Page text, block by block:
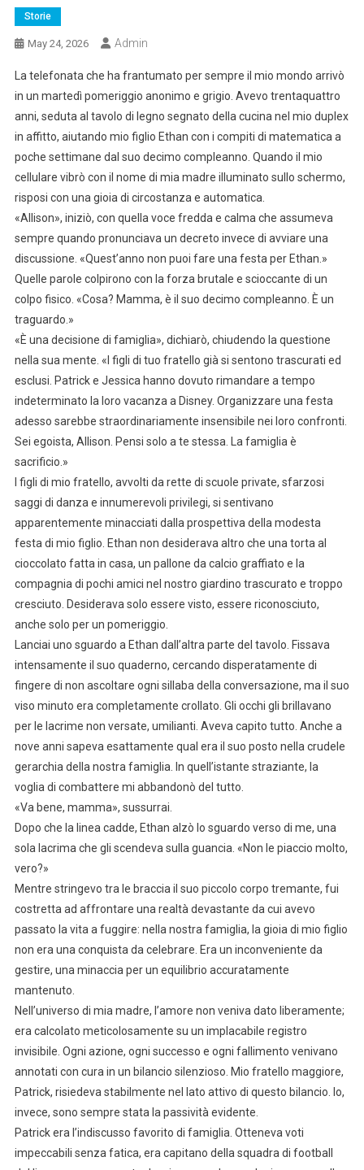
Storie
May 24, 2026 Admin
La telefonata che ha frantumato per sempre il mio mondo arrivò
in un martedì pomeriggio anonimo e grigio. Avevo trentaquattro
anni, seduta al tavolo di legno segnato della cucina nel mio duplex
in affitto, aiutando mio figlio Ethan con i compiti di matematica a
poche settimane dal suo decimo compleanno. Quando il mio
cellulare vibrò con il nome di mia madre illuminato sullo schermo,
risposi con una gioia di circostanza e automatica.
«Allison», iniziò, con quella voce fredda e calma che assumeva
sempre quando pronunciava un decreto invece di avviare una
discussione. «Quest’anno non puoi fare una festa per Ethan.»
Quelle parole colpirono con la forza brutale e scioccante di un
colpo fisico. «Cosa? Mamma, è il suo decimo compleanno. È un
traguardo.»
«È una decisione di famiglia», dichiarò, chiudendo la questione
nella sua mente. «I figli di tuo fratello già si sentono trascurati ed
esclusi. Patrick e Jessica hanno dovuto rimandare a tempo
indeterminato la loro vacanza a Disney. Organizzare una festa
adesso sarebbe straordinariamente insensibile nei loro confronti.
Sei egoista, Allison. Pensi solo a te stessa. La famiglia è
sacrificio.»
I figli di mio fratello, avvolti da rette di scuole private, sfarzosi
saggi di danza e innumerevoli privilegi, si sentivano
apparentemente minacciati dalla prospettiva della modesta
festa di mio figlio. Ethan non desiderava altro che una torta al
cioccolato fatta in casa, un pallone da calcio graffiato e la
compagnia di pochi amici nel nostro giardino trascurato e troppo
cresciuto. Desiderava solo essere visto, essere riconosciuto,
anche solo per un pomeriggio.
Lanciai uno sguardo a Ethan dall’altra parte del tavolo. Fissava
intensamente il suo quaderno, cercando disperatamente di
fingere di non ascoltare ogni sillaba della conversazione, ma il suo
viso minuto era completamente crollato. Gli occhi gli brillavano
per le lacrime non versate, umilianti. Aveva capito tutto. Anche a
nove anni sapeva esattamente qual era il suo posto nella crudele
gerarchia della nostra famiglia. In quell’istante straziante, la
voglia di combattere mi abbandonò del tutto.
«Va bene, mamma», sussurrai.
Dopo che la linea cadde, Ethan alzò lo sguardo verso di me, una
sola lacrima che gli scendeva sulla guancia. «Non le piaccio molto,
vero?»
Mentre stringevo tra le braccia il suo piccolo corpo tremante, fui
costretta ad affrontare una realtà devastante da cui avevo
passato la vita a fuggire: nella nostra famiglia, la gioia di mio figlio
non era una conquista da celebrare. Era un inconveniente da
gestire, una minaccia per un equilibrio accuratamente
mantenuto.
Nell’universo di mia madre, l’amore non veniva dato liberamente;
era calcolato meticolosamente su un implacabile registro
invisibile. Ogni azione, ogni successo e ogni fallimento venivano
annotati con cura in un bilancio silenzioso. Mio fratello maggiore,
Patrick, risiedeva stabilmente nel lato attivo di questo bilancio. Io,
invece, sono sempre stata la passività evidente.
Patrick era l’indiscusso favorito di famiglia. Otteneva voti
impeccabili senza fatica, era capitano della squadra di football